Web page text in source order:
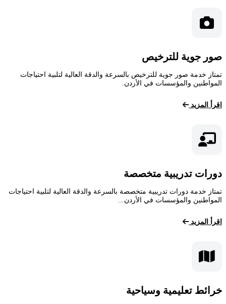
صور جوية للترخيص
تمتاز خدمة صور جوية للترخيص بالسرعة والدقة العالية لتلبية احتياجات
المواطنين والمؤسسات في الأردن.
اقرأ المزيد
دورات تدريبية متخصصة
تمتاز خدمة دورات تدريبية متخصصة بالسرعة والدقة العالية لتلبية احتياجات
المواطنين والمؤسسات في الأردن...
اقرأ المزيد
خرائط تعليمية وسياحية